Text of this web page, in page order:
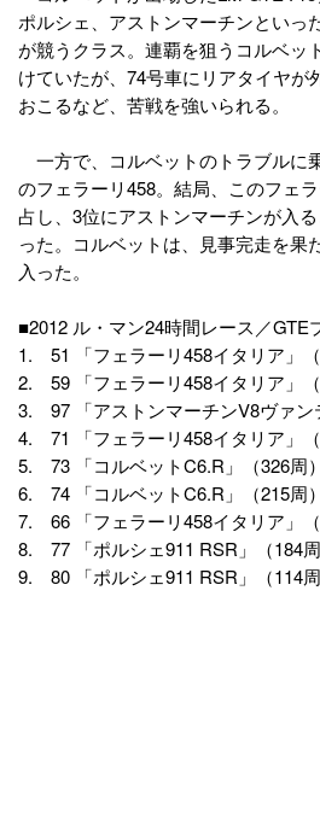
ポルシェ、アストンマーチンといっ
が競うクラス。連覇を狙うコルベッ
けていたが、74号車にリアタイヤが
おこるなど、苦戦を強いられる。
一方で、コルベットのトラブルに
のフェラーリ458。結局、このフェ
占し、3位にアストンマーチンが入
った。コルベットは、見事完走を果
入った。
■2012 ル・マン24時間レース／GTE
1. 51 「フェラーリ458イタリア」（
2. 59 「フェラーリ458イタリア」（
3. 97 「アストンマーチンV8ヴァン
4. 71 「フェラーリ458イタリア」（
5. 73 「コルベットC6.R」（326周）
6. 74 「コルベットC6.R」（215周）
7. 66 「フェラーリ458イタリア」（
8. 77 「ポルシェ911 RSR」（184周
9. 80 「ポルシェ911 RSR」（114周